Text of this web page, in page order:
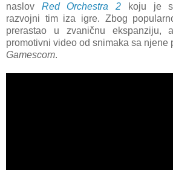
naslov Red Orchestra 2 koju je
razvojni tim iza igre. Zbog
prerastao u zvaničnu ekspanziju,
promotivni video od snimaka sa njene
Gamescom.